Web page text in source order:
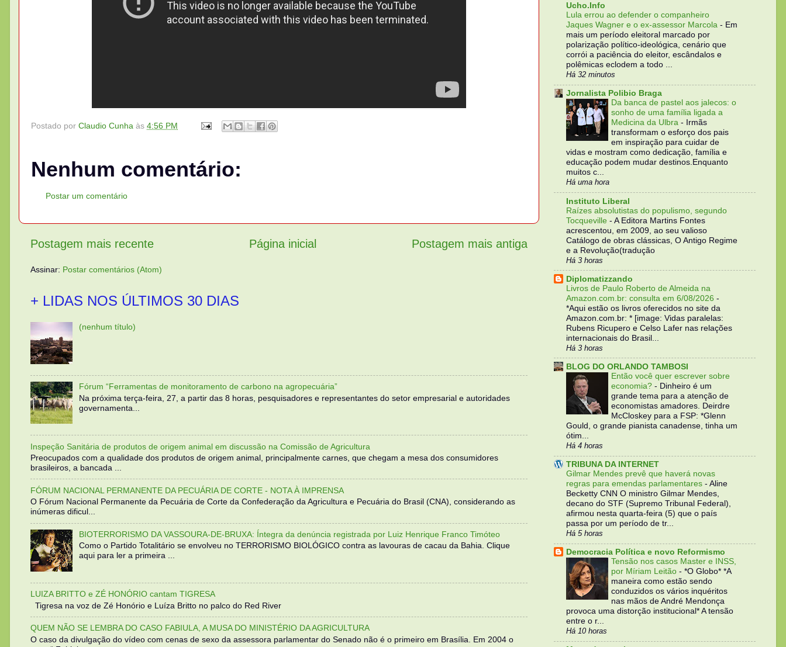
Postado por Claudio Cunha às 4:56 PM
Nenhum comentário:
Postar um comentário
Postagem mais recente Postagem mais antiga
Página inicial
Assinar: Postar comentários (Atom)
+ LIDAS NOS ÚLTIMOS 30 DIAS
(nenhum título)
Fórum “Ferramentas de monitoramento de carbono na agropecuária”
Na próxima terça-feira, 27, a partir das 8 horas, pesquisadores e representantes do setor empresarial e autoridades
governamenta...
Inspeção Sanitária de produtos de origem animal em discussão na Comissão de Agricultura
Preocupados com a qualidade dos produtos de origem animal, principalmente carnes, que chegam a mesa dos consumidores
brasileiros, a bancada ...
FÓRUM NACIONAL PERMANENTE DA PECUÁRIA DE CORTE - NOTA À IMPRENSA
O Fórum Nacional Permanente da Pecuária de Corte da Confederação da Agricultura e Pecuária do Brasil (CNA), considerando as
inúmeras dificul...
BIOTERRORISMO DA VASSOURA-DE-BRUXA: Íntegra da denúncia registrada por Luiz Henrique Franco Timóteo
Como o Partido Totalitário se envolveu no TERRORISMO BIOLÓGICO contra as lavouras de cacau da Bahia. Clique
aqui para ler a primeira ...
LUIZA BRITTO e ZÉ HONÓRIO cantam TIGRESA
Tigresa na voz de Zé Honório e Luíza Britto no palco do Red River
QUEM NÃO SE LEMBRA DO CASO FABIULA, A MUSA DO MINISTÉRIO DA AGRICULTURA
O caso da divulgação do vídeo com cenas de sexo da assessora parlamentar do Senado não é o primeiro em Brasília. Em 2004 o
Ucho.Info
Lula errou ao defender o companheiro
Jaques Wagner e o ex-assessor Marcola - Em
mais um período eleitoral marcado por
polarização político-ideológica, cenário que
corrói a paciência do eleitor, escândalos e
polêmicas eclodem a todo ...
Há 32 minutos
Jornalista Polibio Braga
Da banca de pastel aos jalecos: o
sonho de uma família ligada a
Medicina da Ulbra -
Irmãs
transformam o esforço dos pais
em inspiração para cuidar de
vidas e mostram como dedicação, família e
educação podem mudar destinos.Enquanto
muitos c...
Há uma hora
Instituto Liberal
Raízes absolutistas do populismo, segundo
Tocqueville - A Editora Martins Fontes
acrescentou, em 2009, ao seu valioso
Catálogo de obras clássicas, O Antigo Regime
e a Revolução(tradução
Há 3 horas
Diplomatizzando
Livros de Paulo Roberto de Almeida na
Amazon.com.br: consulta em 6/08/2026 -
*Aqui estão os livros oferecidos no site da
Amazon.com.br: * [image: Vidas paralelas:
Rubens Ricupero e Celso Lafer nas relações
internacionais do Brasil...
Há 3 horas
BLOG DO ORLANDO TAMBOSI
Então você quer escrever sobre
economia? - Dinheiro é um
grande tema para a atenção de
economistas amadores. Deirdre
McCloskey para a FSP: *Glenn
Gould, o grande pianista canadense, tinha um
ótim...
Há 4 horas
TRIBUNA DA INTERNET
Gilmar Mendes prevê que haverá novas
regras para emendas parlamentares - Aline
Becketty CNN O ministro Gilmar Mendes,
decano do STF (Supremo Tribunal Federal),
afirmou nesta quarta-feira (5) que o país
passa por um período de tr...
Há 5 horas
Democracia Política e novo Reformismo
Tensão nos casos Master e INSS,
por Míriam Leitão - *O Globo* *A
maneira como estão sendo
conduzidos os vários inquéritos
nas mãos de André Mendonça
provoca uma distorção institucional* A tensão
entre o r...
Há 10 horas